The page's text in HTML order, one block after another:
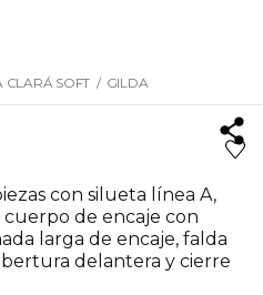
CLARÁ SOFT / GILDA
con silueta línea A,
de encaje con
larga de encaje, falda
delantera y cierre